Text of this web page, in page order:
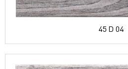
45 D 04